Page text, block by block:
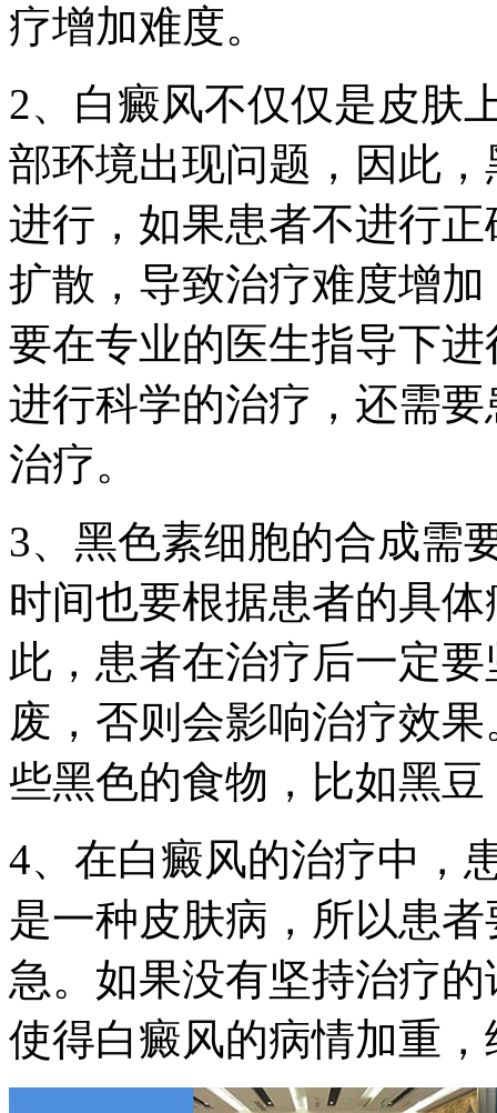
疗增加难度。
2、白癜风不仅仅是皮肤
部环境出现问题，因此
进行，如果患者不进行
扩散，导致治疗难度增
要在专业的医生指导下
进行科学的治疗，还需
治疗。
3、黑色素细胞的合成需
时间也要根据患者的具
此，患者在治疗后一定
废，否则会影响治疗效
些黑色的食物，比如黑
4、在白癜风的治疗中，
是一种皮肤病，所以患
急。如果没有坚持治疗
使得白癜风的病情加重